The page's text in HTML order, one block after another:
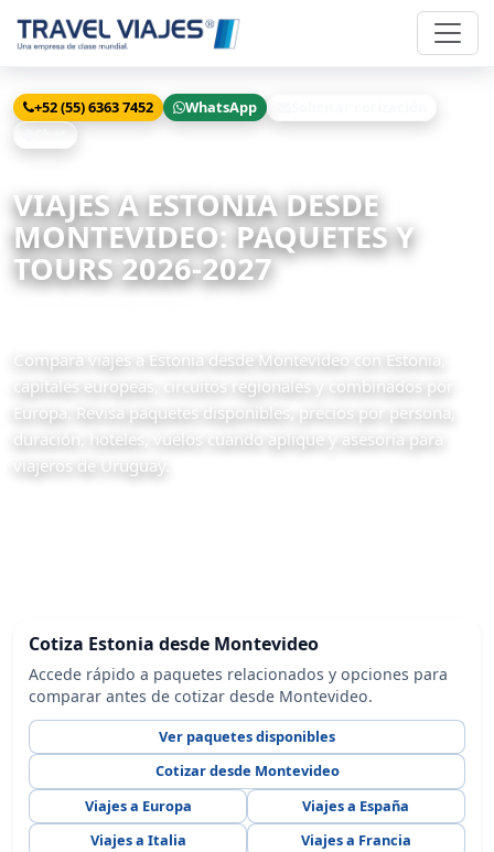
+52 (55) 6363 7452 WhatsApp
VIAJES A ESTONIA DESDE
MONTEVIDEO: PAQUETES Y
TOURS 2026-2027
Compara viajes a Estonia desde Montevideo con Estonia,
capitales europeas, circuitos regionales y combinados por
Europa. Revisa paquetes disponibles, precios por persona,
duración, hoteles, vuelos cuando aplique y asesoría para
viajeros de Uruguay.
Cotiza Estonia desde Montevideo
Accede rápido a paquetes relacionados y opciones para
comparar antes de cotizar desde Montevideo.
Ver paquetes disponibles
Cotizar desde Montevideo
Viajes a Europa
Viajes a España
Viajes a Italia
Viajes a Francia